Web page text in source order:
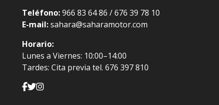
Teléfono:966 83 64 86 / 676 39 78 10
E-mail:sahara@saharamotor.com
Horario:
Lunes a Viernes: 10:00–14:00
Tardes: Cita previa tel. 676 397 810